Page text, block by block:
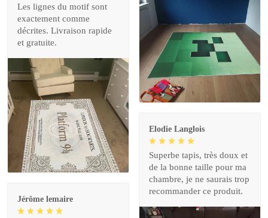
Les lignes du motif sont
exactement comme
décrites. Livraison rapide
et gratuite.
Elodie Langlois
Superbe tapis, très doux et
de la bonne taille pour ma
chambre, je ne saurais trop
recommander ce produit.
Jérôme lemaire